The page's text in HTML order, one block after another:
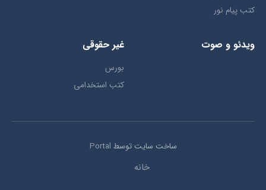
کتب پیام نور
ویدئو و صوت غیر حقوقی
بورس
کتب استخدامی
ساخت سایت توسط Portal
خانه